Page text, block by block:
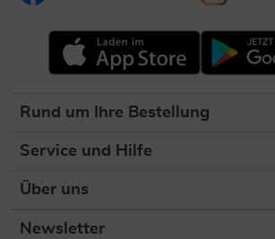
Rund um Ihre Bestellung
Service und Hilfe
Über uns
Newsletter